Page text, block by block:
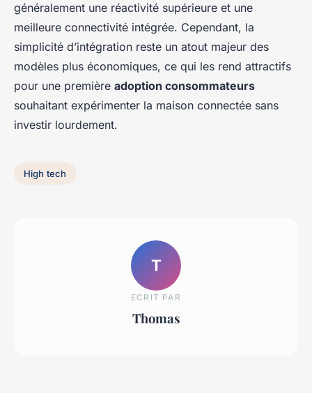
généralement une réactivité supérieure et une
meilleure connectivité intégrée. Cependant, la
simplicité d’intégration reste un atout majeur des
modèles plus économiques, ce qui les rend attractifs
pour une première adoption consommateurs
souhaitant expérimenter la maison connectée sans
investir lourdement.
High tech
T
ECRIT PAR
Thomas